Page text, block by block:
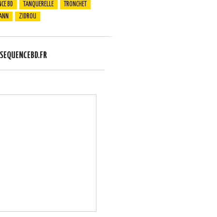
BD
TANQUERELLE
TRONCHET
ZIDROU